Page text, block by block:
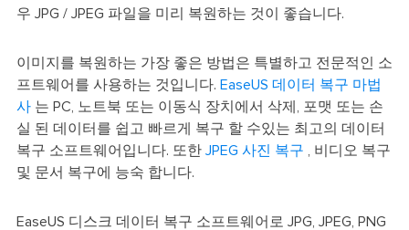
우 JPG / JPEG 파일을 미리 복원하는 것이 좋습니다.
이미지를 복원하는 가장 좋은 방법은 특별하고 전문적인 소
프트웨어를 사용하는 것입니다. EaseUS 데이터 복구 마법
사는 PC, 노트북 또는 이동식 장치에서 삭제, 포맷 또는 손
실 된 데이터를 쉽고 빠르게 복구 할 수있는 최고의 데이터
복구 소프트웨어입니다. 또한 JPEG 사진 복구 , 비디오 복구
및 문서 복구에 능숙 합니다.
EaseUS 디스크 데이터 복구 소프트웨어로 JPG, JPEG, PNG